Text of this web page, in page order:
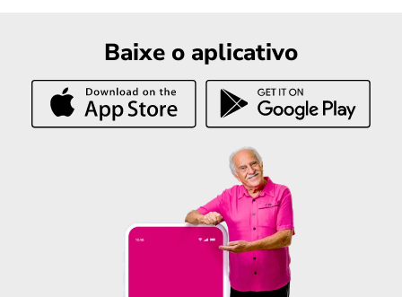
Baixe o aplicativo